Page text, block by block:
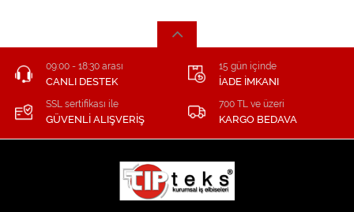
09:00 - 18:30 arası
CANLI DESTEK
15 gün içinde
İADE İMKANI
SSL sertifikası ile
GÜVENLİ ALIŞVERİŞ
700 TL ve üzeri
KARGO BEDAVA